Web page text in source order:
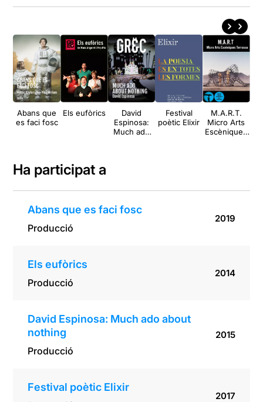
Abans que
es faci fosc
Els eufòrics
David
Espinosa:
Much ado
Festival
poètic Elixir
M.A.R.T.
Micro Arts
Escèniques
Ha participat a
Abans que es faci fosc
Producció
2019
Els eufòrics
Producció
2014
David Espinosa: Much ado about
nothing
Producció
2015
Festival poètic Elixir
2017